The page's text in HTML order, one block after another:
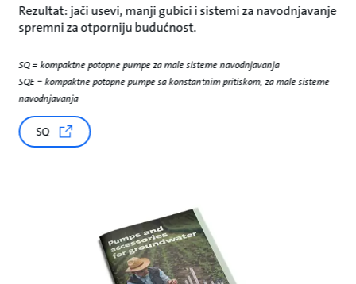
Rezultat: jači usevi, manji gubici i sistemi za navodnjavanje
spremni za otporniju budućnost.
SQ = kompaktne potopne pumpe za male sisteme navodnjavanja
SQE = kompaktne potopne pumpe sa konstantnim pritiskom, za male sisteme
navodnjavanja
SQ